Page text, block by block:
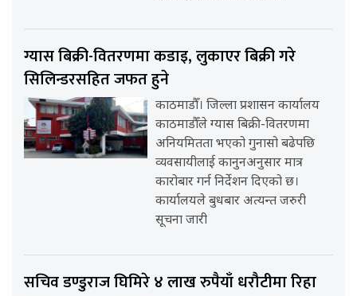
ग्यास बिक्री-वितरणमा कडाइ, लुकाएर बिक्री गरे
सिलिन्डरसहित जफत हुने
काठमाडौँ। जिल्ला प्रशासन कार्यालय
काठमाडौँले ग्यास बिक्री-वितरणमा
अनियमितता भएको गुनासो बढेपछि
व्यवसायीलाई कानुनअनुसार मात्र
कारोबार गर्न निर्देशन दिएको छ।
कार्यालयले बुधबार अत्यन्त जरुरी
सूचना जारी
सचिव डण्डुराज घिमिरे ४ लाख रुपैयाँ धरौटीमा रिहा